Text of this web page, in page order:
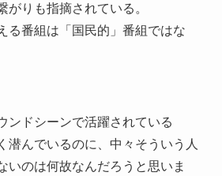
がりも指摘されている。
る番組は「国民的」番組ではな
ンドシーンで活躍されている
潜んでいるのに、中々そういう人
いのは何故なんだろうと思いま